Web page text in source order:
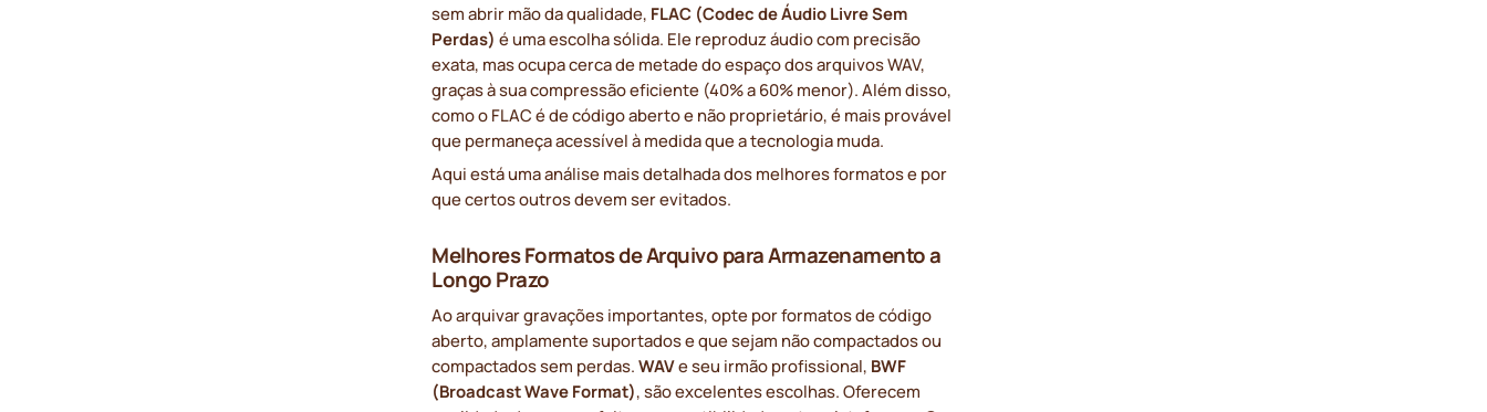
sem abrir mão da qualidade, FLAC (Codec de Áudio Livre Sem
Perdas) é uma escolha sólida. Ele reproduz áudio com precisão
exata, mas ocupa cerca de metade do espaço dos arquivos WAV,
graças à sua compressão eficiente (40% a 60% menor). Além disso,
como o FLAC é de código aberto e não proprietário, é mais provável
que permaneça acessível à medida que a tecnologia muda.
Aqui está uma análise mais detalhada dos melhores formatos e por
que certos outros devem ser evitados.
Melhores Formatos de Arquivo para Armazenamento a
Longo Prazo
Ao arquivar gravações importantes, opte por formatos de código
aberto, amplamente suportados e que sejam não compactados ou
compactados sem perdas.WAVe seu irmão profissional, BWF
(Broadcast Wave Format), são excelentes escolhas. Oferecem